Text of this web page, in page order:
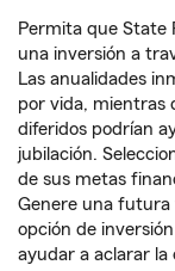
Permita que State
una inversión a
Las anualidades
por vida, mientras
diferidos podrían
jubilación.
de sus metas
Genere una futura
opción de
ayudar a aclarar